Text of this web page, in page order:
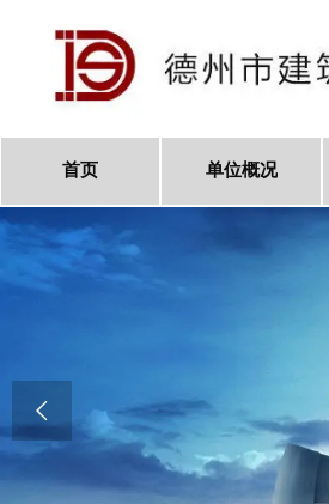
首页 单位概况
